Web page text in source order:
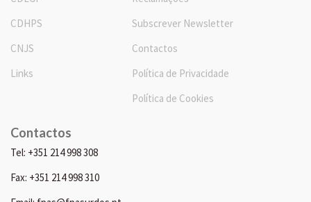
CDHPS
CNJS
Links
Subscrever Newsletter
Contactos
Política de Privacidade
Política de Cookies
Contactos
Tel: +351 214 998 308
Fax: +351 214 998 310